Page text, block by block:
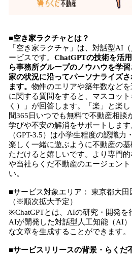
■空き家ラクチャとは？
「空き家ラクチャ」は、対話型AI
ービスです。 ChatGPTの技術を活
ら事務所グループのノウハウを学
家の状況に沿ってパーソナライズ
ます。 物件のエリアや築年数など
に関する質問をすると、マスコッ
く）」が回答します。「楽」と楽
間365日いつでも無料で不動産相談
学びや不安の解消をサポートしま
（GPT-3.5）は小学生程度の認識力
楽しく一緒に遊ぶように不動産の
ただけると嬉しいです。より専門
や当社らくだ不動産のエージェン
い。
■サービス対象エリア： 東京都大田
（※順次拡大予定）
※ChatGPTとは、AIの研究・開発を
AIが開発した対話型人工知能（AI
な文章を生成することができます。
■サービスリリースの背景・らくだ